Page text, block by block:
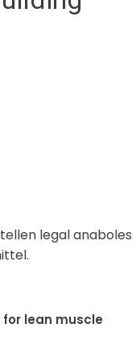
legal anaboles
lean muscle